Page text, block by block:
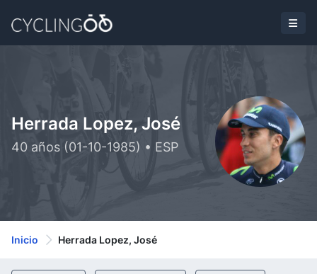
Herrada Lopez, José
40 años (01-10-1985) • ESP
Inicio Herrada Lopez, José